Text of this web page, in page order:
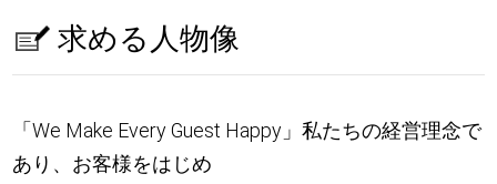
求める人物像
「We Make Every Guest Happy」私たちの経営理念で
あり、お客様をはじめ